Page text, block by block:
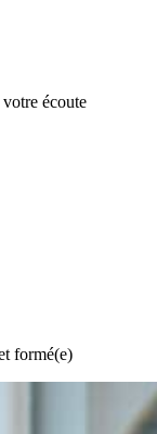
écoute
formé(e)